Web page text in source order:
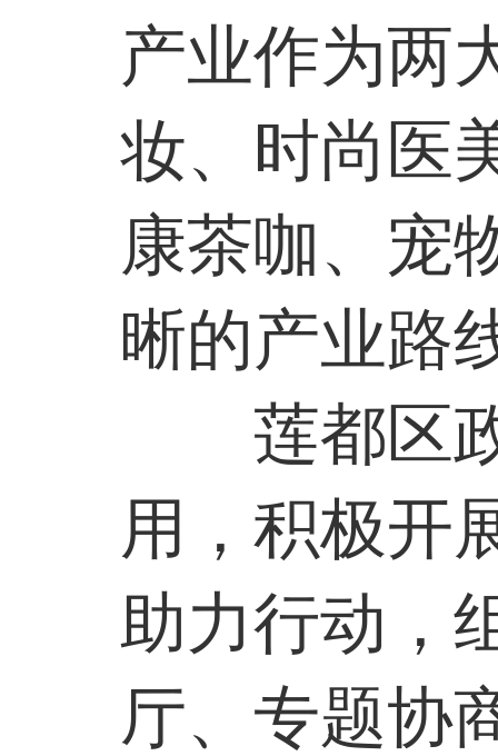
产业作为两
妆、时尚医
康茶咖、宠
晰的产业路
莲都区
用，积极开
助力行动，
厅、专题协